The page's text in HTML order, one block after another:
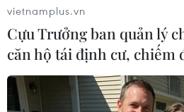
vietnamplus.vn
Cựu Trưởng ban quản lý
căn hộ tái định cư, chiếm